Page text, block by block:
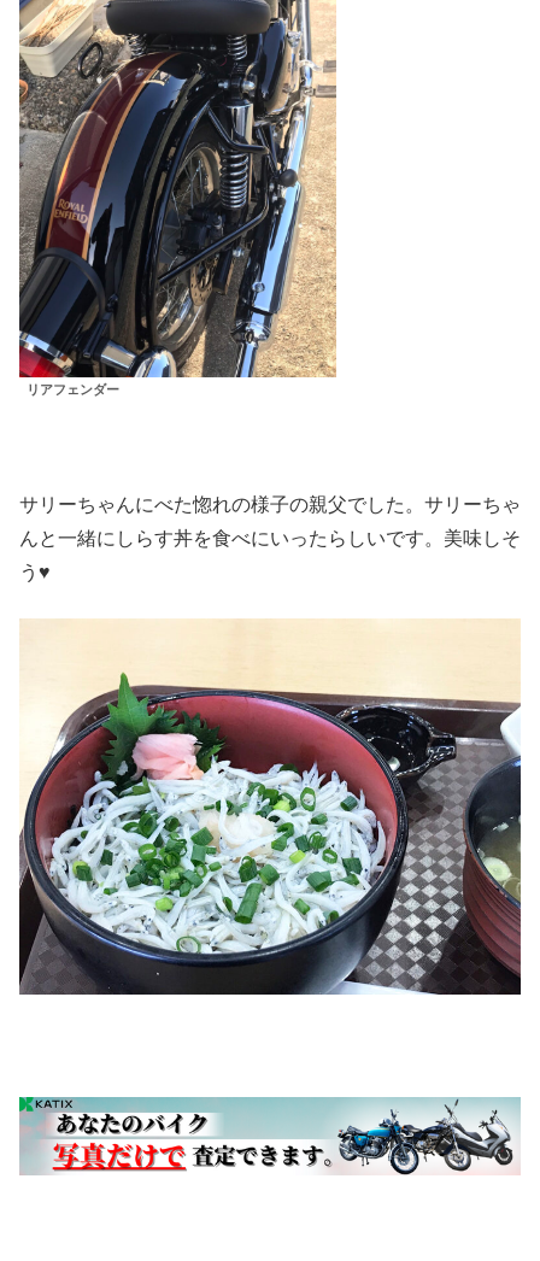
リアフェンダー
サリーちゃんにべた惚れの様子の親父でした。サリーちゃ
んと一緒にしらす丼を食べにいったらしいです。美味しそ
う♥